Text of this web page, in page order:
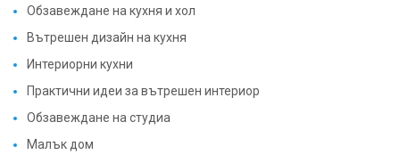
Обзавеждане на кухня и хол
Вътрешен дизайн на кухня
Интериорни кухни
Практични идеи за вътрешен интериор
Обзавеждане на студиа
Малък дом